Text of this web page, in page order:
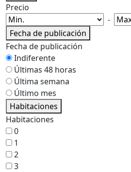
Precio
-
Fecha de publicación
Fecha de publicación
Indiferente
Últimas 48 horas
Última semana
Último mes
Habitaciones
Habitaciones
0
1
2
3